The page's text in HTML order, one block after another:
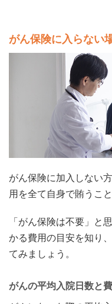
がん保険に入らない
がん保険に加入しない
用を全て自身で賄うこ
「がん保険は不要」と
かる費用の目安を知り
てみましょう。
がんの平均入院日数と